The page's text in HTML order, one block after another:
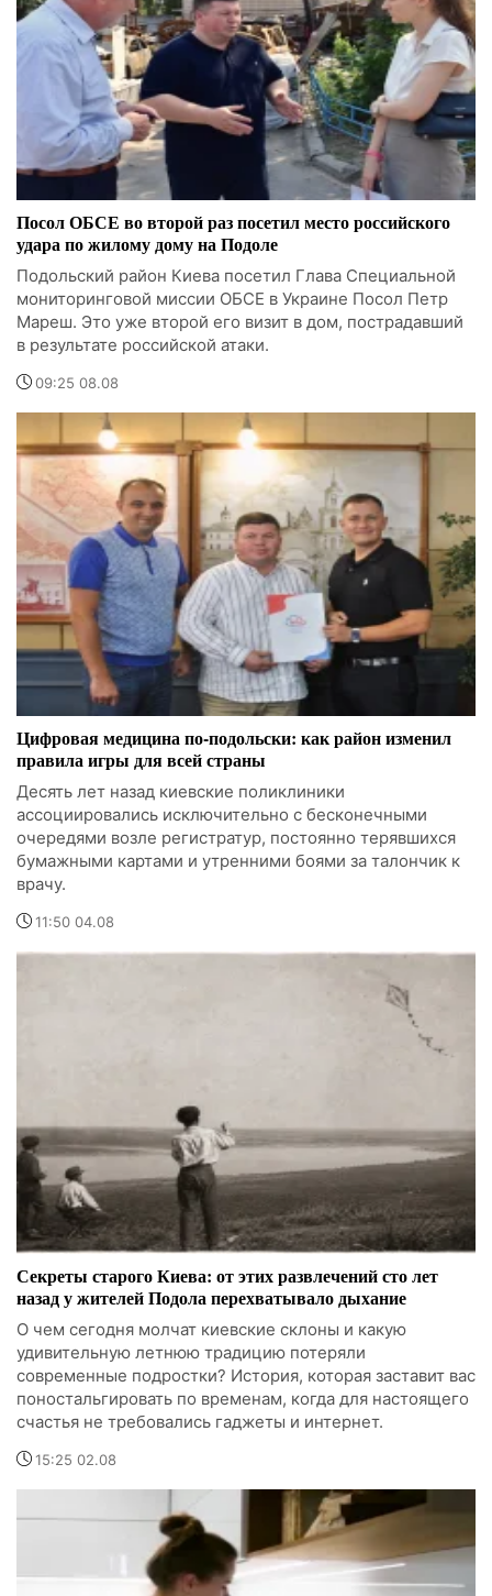
Посол ОБСЕ во второй раз посетил место российского
удара по жилому дому на Подоле
Подольский район Киева посетил Глава Специальной
мониторинговой миссии ОБСЕ в Украине Посол Петр
Мареш. Это уже второй его визит в дом, пострадавший
в результате российской атаки.
09:25 08.08
Цифровая медицина по-подольски: как район изменил
правила игры для всей страны
Десять лет назад киевские поликлиники
ассоциировались исключительно с бесконечными
очередями возле регистратур, постоянно терявшихся
бумажными картами и утренними боями за талончик к
врачу.
11:50 04.08
Секреты старого Киева: от этих развлечений сто лет
назад у жителей Подола перехватывало дыхание
О чем сегодня молчат киевские склоны и какую
удивительную летнюю традицию потеряли
современные подростки? История, которая заставит вас
поностальгировать по временам, когда для настоящего
счастья не требовались гаджеты и интернет.
15:25 02.08